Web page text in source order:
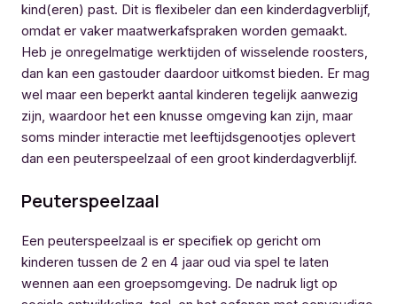
kind(eren) past. Dit is flexibeler dan een kinderdagverblijf,
omdat er vaker maatwerkafspraken worden gemaakt.
Heb je onregelmatige werktijden of wisselende roosters,
dan kan een gastouder daardoor uitkomst bieden. Er mag
wel maar een beperkt aantal kinderen tegelijk aanwezig
zijn, waardoor het een knusse omgeving kan zijn, maar
soms minder interactie met leeftijdsgenootjes oplevert
dan een peuterspeelzaal of een groot kinderdagverblijf.
Peuterspeelzaal
Een peuterspeelzaal is er specifiek op gericht om
kinderen tussen de 2 en 4 jaar oud via spel te laten
wennen aan een groepsomgeving. De nadruk ligt op